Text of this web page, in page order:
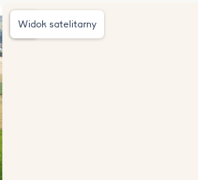
Widok satelitarny